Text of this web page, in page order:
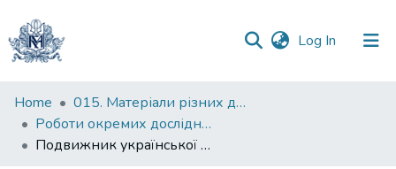
Log In (current)
Communities
&
Collections
Home
015. Матеріали різних дослідників та організацій
Роботи окремих дослідників
Подвижник української книжкової графіки